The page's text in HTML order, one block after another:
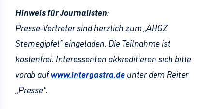
Hinweis für Journalisten:
Presse-Vertreter sind herzlich zum „AHGZ
Sternegipfel“ eingeladen. Die Teilnahme ist
kostenfrei. Interessenten akkreditieren sich bitte
vorab aufwww.intergastra.de unter dem Reiter
„Presse“.